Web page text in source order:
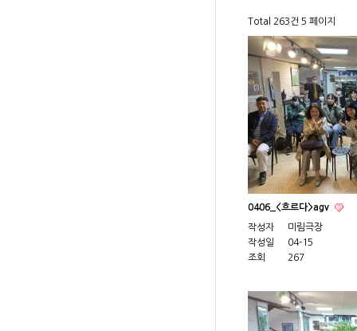
Total 263건 5 페이지
0406_<흐르다>agv
작성자
미림극장
작성일
04-15
조회
267